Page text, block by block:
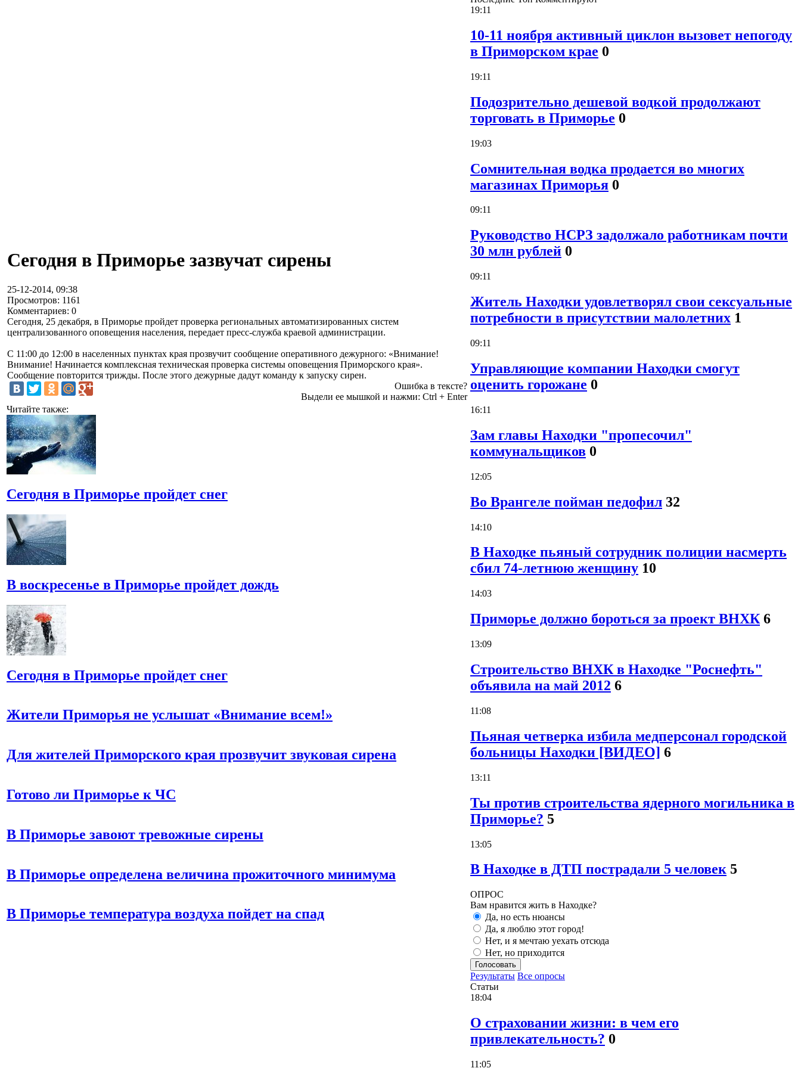
Сегодня в Приморье зазвучат сирены
25-12-2014, 09:38
Просмотров: 1161
Комментариев: 0
Сегодня, 25 декабря, в Приморье пройдет проверка региональных автоматизированных систем
централизованного оповещения населения, передает пресс-служба краевой администрации.
С 11:00 до 12:00 в населенных пунктах края прозвучит сообщение оперативного дежурного: «Внимание!
Внимание! Начинается комплексная техническая проверка системы оповещения Приморского края».
Сообщение повторится трижды. После этого дежурные дадут команду к запуску сирен.
Ошибка в тексте?
Выдели ее мышкой и нажми: Ctrl + Enter
Читайте также:
Сегодня в Приморье пройдет снег
В воскресенье в Приморье пройдет дождь
Сегодня в Приморье пройдет снег
Жители Приморья не услышат «Внимание всем!»
Для жителей Приморского края прозвучит звуковая сирена
Готово ли Приморье к ЧС
В Приморье завоют тревожные сирены
В Приморье определена величина прожиточного минимума
В Приморье температура воздуха пойдет на спад
19:11
10-11 ноября активный циклон вызовет непогоду
в Приморском крае 0
19:11
Подозрительно дешевой водкой продолжают
торговать в Приморье 0
19:03
Сомнительная водка продается во многих
магазинах Приморья 0
09:11
Руководство НСРЗ задолжало работникам почти
30 млн рублей 0
09:11
Житель Находки удовлетворял свои сексуальные
потребности в присутствии малолетних 1
09:11
Управляющие компании Находки смогут
оценить горожане 0
16:11
Зам главы Находки "пропесочил"
коммунальщиков 0
12:05
Во Врангеле пойман педофил 32
14:10
В Находке пьяный сотрудник полиции насмерть
сбил 74-летнюю женщину 10
14:03
Приморье должно бороться за проект ВНХК 6
13:09
Строительство ВНХК в Находке "Роснефть"
объявила на май 2012 6
11:08
Пьяная четверка избила медперсонал городской
больницы Находки [ВИДЕО] 6
13:11
Ты против строительства ядерного могильника в
Приморье? 5
13:05
В Находке в ДТП пострадали 5 человек 5
ОПРОС
Вам нравится жить в Находке?
Да, но есть нюансы
Да, я люблю этот город!
Нет, и я мечтаю уехать отсюда
Нет, но приходится
Голосовать
Результаты Все опросы
Статьи
18:04
О страховании жизни: в чем его
привлекательность? 0
11:05